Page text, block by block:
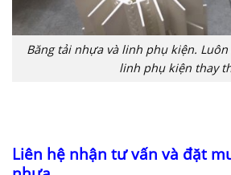
Băng tải nhựa và linh phụ kiện.
linh phụ kiện thay
Liên hệ nhận tư vấn và đặt